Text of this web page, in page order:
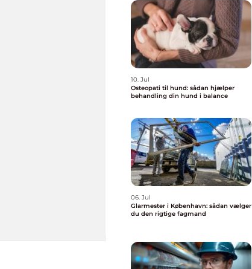
10. Jul
Osteopati til hund: sådan hjælper
behandling din hund i balance
06. Jul
Glarmester i København: sådan vælger
du den rigtige fagmand